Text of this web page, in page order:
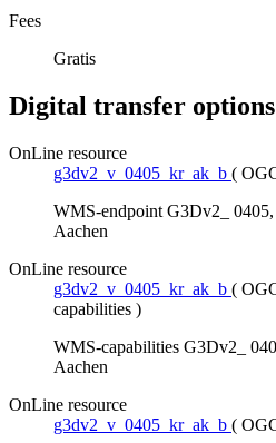
Fees
Gratis
Digital transfer options
OnLine resource
g3dv2_v_0405_kr_ak_b (
WMS-endpoint G3Dv2_
Aachen
OnLine resource
g3dv2_v_0405_kr_ak_b (
capabilities )
WMS-capabilities G3Dv2_
Aachen
OnLine resource
g3dv2_v_0405_kr_ak_b (